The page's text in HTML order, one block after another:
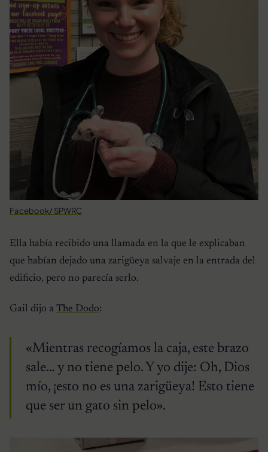
Facebook/ SPWRC
Ella había recibido una llamada en la que le explicaban
que habían dejado una zarigüeya salvaje en la entrada del
edificio, pero no parecía serlo.
Gail dijo a The Dodo:
«Mientras recogíamos la caja, este brazo
sale… y no tiene pelo. Y yo dije: Oh, Dios
mío, ¡esto no es una zarigüeya! Esto tiene
que ser un gato sin pelo».